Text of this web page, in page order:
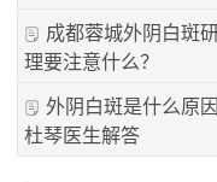
成都蓉城外阴白斑
理要注意什么？
外阴白斑是什么原
杜琴医生解答